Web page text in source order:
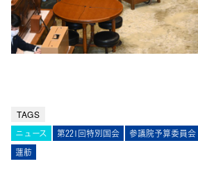
TAGS
ニュース 第221回特別国会 参議院予算委員会
蓮舫